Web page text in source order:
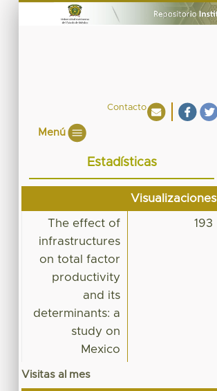
Contacto
Menú
Estadísticas
Visualizaciones
The effect of
infrastructures
on total factor
productivity
and its
determinants: a
study on
Mexico
193
Visitas al mes